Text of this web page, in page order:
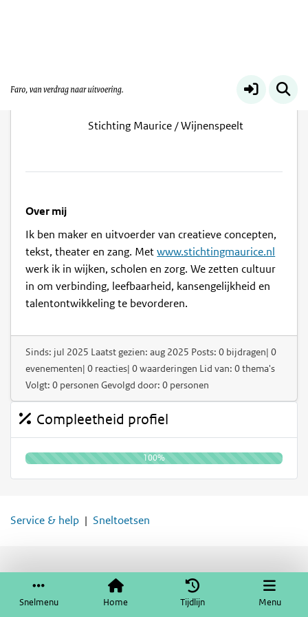
Snelmenu Home Tijdlijn Menu
Stichting Maurice / Wijnenspeelt
Over mij
Ik ben maker en uitvoerder van creatieve concepten,
tekst, theater en zang. Metwww.stichtingmaurice.nl
werk ik in wijken, scholen en zorg. We zetten cultuur
in om verbinding, leefbaarheid, kansengelijkheid en
talentontwikkeling te bevorderen.
Sinds: jul 2025 Laatst gezien: aug 2025 Posts: 0 bijdragen| 0
evenementen| 0 reacties| 0 waarderingen Lid van: 0 thema's
Volgt: 0 personen Gevolgd door: 0 personen
Compleetheid profiel
100%
Service & help Sneltoetsen